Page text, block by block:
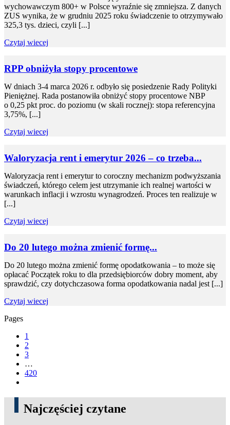
wychowawczym 800+ w Polsce wyraźnie się zmniejsza. Z danych
ZUS wynika, że w grudniu 2025 roku świadczenie to otrzymywało
325,3 tys. dzieci, czyli [...]
Czytaj wiecej
RPP obniżyła stopy procentowe
W dniach 3-4 marca 2026 r. odbyło się posiedzenie Rady Polityki
Pieniężnej. Rada postanowiła obniżyć stopy procentowe NBP
o 0,25 pkt proc. do poziomu (w skali rocznej): stopa referencyjna
3,75%, [...]
Czytaj wiecej
Waloryzacja rent i emerytur 2026 – co trzeba...
Waloryzacja rent i emerytur to coroczny mechanizm podwyższania
świadczeń, którego celem jest utrzymanie ich realnej wartości w
warunkach inflacji i wzrostu wynagrodzeń. Proces ten realizuje w
[...]
Czytaj wiecej
Do 20 lutego można zmienić formę...
Do 20 lutego można zmienić formę opodatkowania – to może się
opłacać Początek roku to dla przedsiębiorców dobry moment, aby
sprawdzić, czy dotychczasowa forma opodatkowania nadal jest [...]
Czytaj wiecej
Pages
1
2
3
…
420
Najczęściej czytane